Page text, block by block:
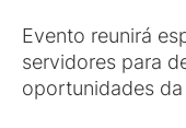
Evento reunirá
servidores para
oportunidades